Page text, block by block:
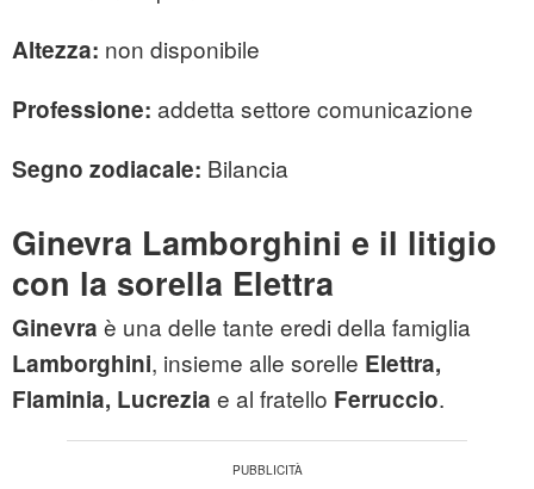
Altezza: non disponibile
Professione: addetta settore comunicazione
Segno zodiacale: Bilancia
Ginevra Lamborghini e il litigio
con la sorella Elettra
Ginevra è una delle tante eredi della famiglia
Lamborghini, insieme alle sorelle Elettra,
Flaminia, Lucrezia e al fratello Ferruccio.